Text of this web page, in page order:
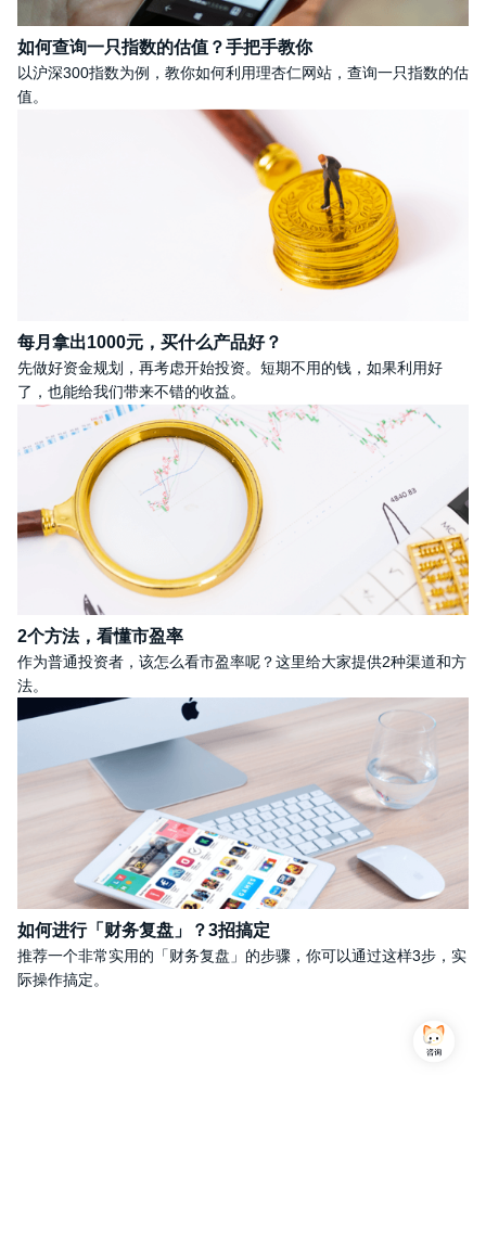
如何查询一只指数的估值？手把手教你
以沪深300指数为例，教你如何利用理杏仁网站，查询一只指数的估
值。
每月拿出1000元，买什么产品好？
先做好资金规划，再考虑开始投资。短期不用的钱，如果利用好
了，也能给我们带来不错的收益。
2个方法，看懂市盈率
作为普通投资者，该怎么看市盈率呢？这里给大家提供2种渠道和方
法。
如何进行「财务复盘」？3招搞定
推荐一个非常实用的「财务复盘」的步骤，你可以通过这样3步，实
际操作搞定。